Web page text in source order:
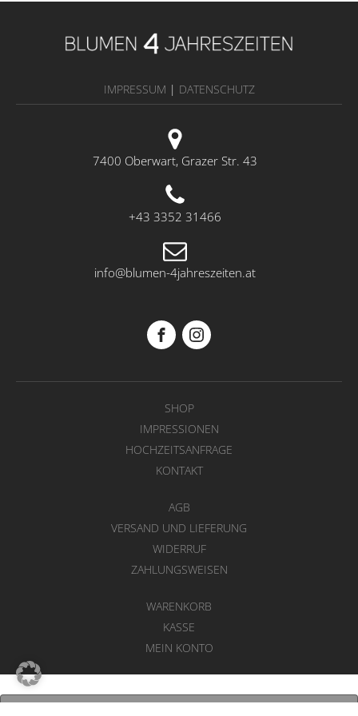
IMPRESSUM | DATENSCHUTZ
7400 Oberwart, Grazer Str. 43
+43 3352 31466
info@blumen-4jahreszeiten.at
SHOP
IMPRESSIONEN
HOCHZEITSANFRAGE
KONTAKT
AGB
VERSAND UND LIEFERUNG
WIDERRUF
ZAHLUNGSWEISEN
WARENKORB
KASSE
MEIN KONTO